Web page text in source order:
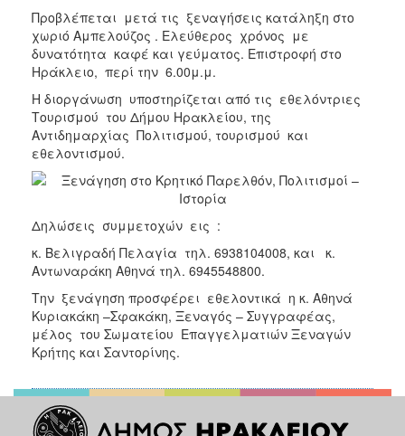
2016
2015
2011
ΔΗΜΟΣ
ΠΟΛΙΤΙΣΜΟΣ
ΑΝΘΕΚΤΙΚΗ
ΠΟΛΗ
Προβλέπεται μετά τις ξεναγήσεις κατάληξη στο
χωριό Αμπελούζος . Ελεύθερος χρόνος με
δυνατότητα καφέ και γεύματος. Επιστροφή στο
Ηράκλειο, περί την 6.00μ.μ.
Η διοργάνωση υποστηρίζεται από τις εθελόντριες
Τουρισμού του Δήμου Ηρακλείου, της
Αντιδημαρχίας Πολιτισμού, τουρισμού και
εθελοντισμού.
Δηλώσεις συμμετοχών εις :
κ. Βελιγραδή Πελαγία τηλ. 6938104008, και κ.
Αντωναράκη Αθηνά τηλ. 6945548800.
Την ξενάγηση προσφέρει εθελοντικά η κ. Αθηνά
Κυριακάκη –Σφακάκη, Ξεναγός – Συγγραφέας,
μέλος του Σωματείου Επαγγελματιών Ξεναγών
Κρήτης και Σαντορίνης.